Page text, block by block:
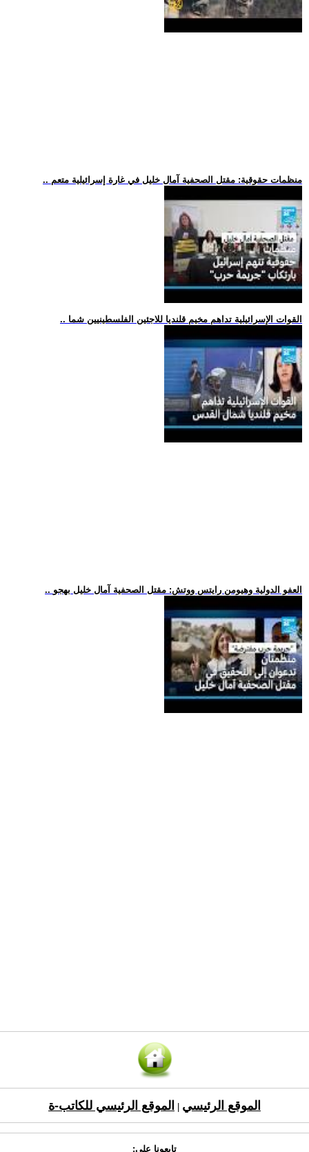
.. منظمات حقوقية: مقتل الصحفية آمال خليل في غارة إسرائيلية متعم
.. القوات الإسرائيلية تداهم مخيم قلنديا للاجئين الفلسطينيين شما
.. العفو الدولية وهيومن رايتس ووتش: مقتل الصحفية آمال خليل بهجو
الموقع الرئيسي الموقع الرئيسي للكاتب-ة
تابعونا على: